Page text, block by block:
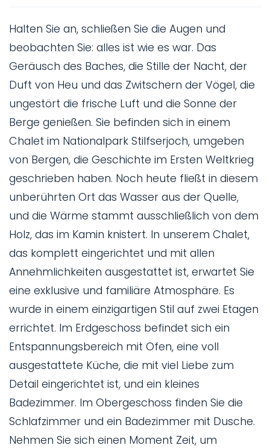
Halten Sie an, schließen Sie die Augen und
beobachten Sie: alles ist wie es war. Das
Geräusch des Baches, die Stille der Nacht, der
Duft von Heu und das Zwitschern der Vögel, die
ungestört die frische Luft und die Sonne der
Berge genießen. Sie befinden sich in einem
Chalet im Nationalpark Stilfserjoch, umgeben
von Bergen, die Geschichte im Ersten Weltkrieg
geschrieben haben. Noch heute fließt in diesem
unberührten Ort das Wasser aus der Quelle,
und die Wärme stammt ausschließlich von dem
Holz, das im Kamin knistert. In unserem Chalet,
das komplett eingerichtet und mit allen
Annehmlichkeiten ausgestattet ist, erwartet Sie
eine exklusive und familiäre Atmosphäre. Es
wurde in einem einzigartigen Stil auf zwei Etagen
errichtet. Im Erdgeschoss befindet sich ein
Entspannungsbereich mit Ofen, eine voll
ausgestattete Küche, die mit viel Liebe zum
Detail eingerichtet ist, und ein kleines
Badezimmer. Im Obergeschoss finden Sie die
Schlafzimmer und ein Badezimmer mit Dusche.
Nehmen Sie sich einen Moment Zeit, um